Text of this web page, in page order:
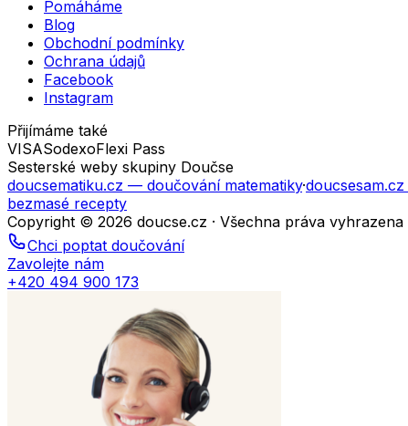
Pomáháme
Blog
Obchodní podmínky
Ochrana údajů
Facebook
Instagram
Přijímáme také
VISASodexoFlexi Pass
Sesterské weby skupiny Doučse
doucsematiku.cz — doučování matematiky·doucsesam.cz
bezmasé recepty
Copyright © 2026 doucse.cz · Všechna práva vyhrazena
Chci poptat doučování
Zavolejte nám
+420 494 900 173